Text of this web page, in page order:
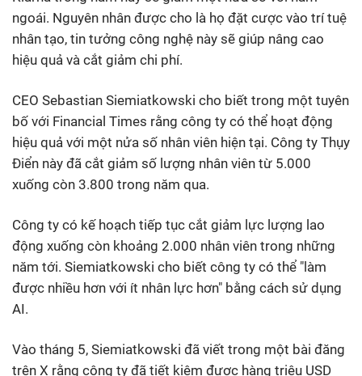
ngoái. Nguyên nhân được cho là họ đặt cược vào trí tuệ
nhân tạo, tin tưởng công nghệ này sẽ giúp nâng cao
hiệu quả và cắt giảm chi phí.
CEO Sebastian Siemiatkowski cho biết trong một tuyên
bố với Financial Times rằng công ty có thể hoạt động
hiệu quả với một nửa số nhân viên hiện tại. Công ty Thụy
Điển này đã cắt giảm số lượng nhân viên từ 5.000
xuống còn 3.800 trong năm qua.
Công ty có kế hoạch tiếp tục cắt giảm lực lượng lao
động xuống còn khoảng 2.000 nhân viên trong những
năm tới. Siemiatkowski cho biết công ty có thể "làm
được nhiều hơn với ít nhân lực hơn" bằng cách sử dụng
AI.
Vào tháng 5, Siemiatkowski đã viết trong một bài đăng
trên X rằng công ty đã tiết kiệm được hàng triệu USD